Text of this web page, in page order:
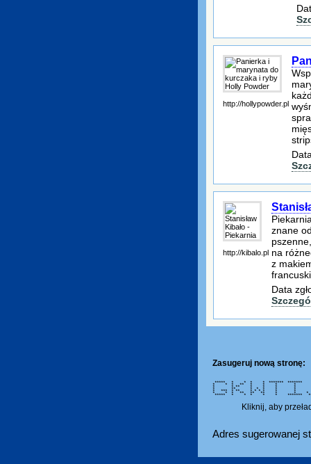
http://hollypowder.pl
http://kibalo.pl
znane
na
z
Data
Zasugeruj nową stronę:
***** * * * * *******
* * * ** * * * * *
* * ** * * * * *
* ** * * * * * *
* *** * ** * * * * *
* * * ** ** ** * *
***** * * * * * *******
Kliknij, aby
Adres sugerowanej